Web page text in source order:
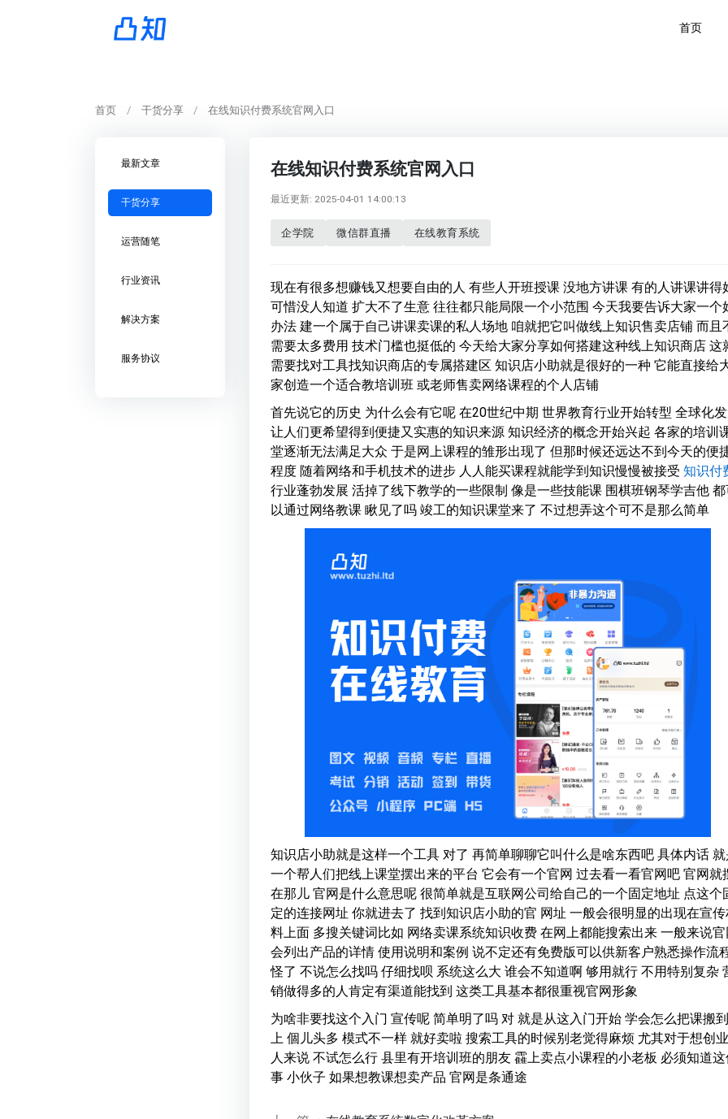
首页
首页 干货分享 在线知识付费系统官网入口
最新文章
干货分享
运营随笔
行业资讯
解决方案
服务协议
在线知识付费系统官网入口
最近更新: 2025-04-01 14:00:13
企学院 微信群直播 在线教育系统
现在有很多想赚钱又想要自由的人 有些人开班授课 没地方讲课 有的人讲课讲得
可惜没人知道 扩大不了生意 往往都只能局限一个小范围 今天我要告诉大家一个
办法 建一个属于自己讲课卖课的私人场地 咱就把它叫做线上知识售卖店铺 而且
需要太多费用 技术门槛也挺低的 今天给大家分享如何搭建这种线上知识商店 这
需要找对工具找知识商店的专属搭建区 知识店小助就是很好的一种 它能直接给
家创造一个适合教培训班 或老师售卖网络课程的个人店铺
首先说它的历史 为什么会有它呢 在20世纪中期 世界教育行业开始转型 全球化
让人们更希望得到便捷又实惠的知识来源 知识经济的概念开始兴起 各家的培训
堂逐渐无法满足大众 于是网上课程的雏形出现了 但那时候还远达不到今天的便
程度 随着网络和手机技术的进步 人人能买课程就能学到知识慢慢被接受 知识付
行业蓬勃发展 活掉了线下教学的一些限制 像是一些技能课 围棋班钢琴学吉他 都
以通过网络教课 瞅见了吗 竣工的知识课堂来了 不过想弄这个可不是那么简单
知识店小助就是这样一个工具 对了 再简单聊聊它叫什么是啥东西吧 具体内话 就
一个帮人们把线上课堂摆出来的平台 它会有一个官网 过去看一看官网吧 官网就
在那儿 官网是什么意思呢 很简单就是互联网公司给自己的一个固定地址 点这个
定的连接网址 你就进去了 找到知识店小助的官 网址 一般会很明显的出现在宣传
料上面 多搜关键词比如 网络卖课系统知识收费 在网上都能搜索出来 一般来说官
会列出产品的详情 使用说明和案例 说不定还有免费版可以供新客户熟悉操作流
怪了 不说怎么找吗 仔细找呗 系统这么大 谁会不知道啊 够用就行 不用特别复杂
销做得多的人肯定有渠道能找到 这类工具基本都很重视官网形象
为啥非要找这个入门 宣传呢 简单明了吗 对 就是从这入门开始 学会怎么把课搬
上 個儿头多 模式不一样 就好卖啦 搜索工具的时候别老觉得麻烦 尤其对于想创
人来说 不试怎么行 县里有开培训班的朋友 靃上卖点小课程的小老板 必须知道这
事 小伙子 如果想教课想卖产品 官网是条通途